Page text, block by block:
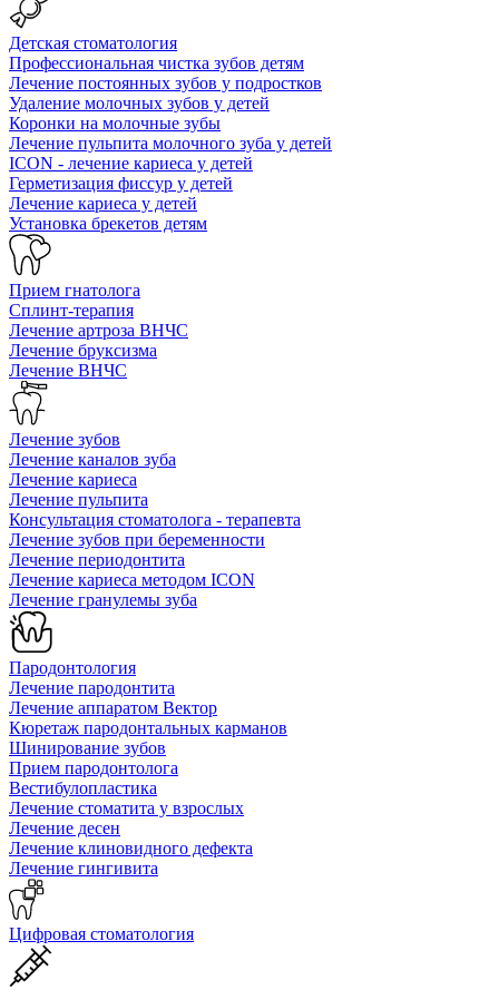
Детская стоматология
Профессиональная чистка зубов детям
Лечение постоянных зубов у подростков
Удаление молочных зубов у детей
Коронки на молочные зубы
Лечение пульпита молочного зуба у детей
ICON - лечение кариеса у детей
Герметизация фиссур у детей
Лечение кариеса у детей
Установка брекетов детям
Прием гнатолога
Сплинт-терапия
Лечение артроза ВНЧС
Лечение бруксизма
Лечение ВНЧС
Лечение зубов
Лечение каналов зуба
Лечение кариеса
Лечение пульпита
Консультация стоматолога - терапевта
Лечение зубов при беременности
Лечение периодонтита
Лечение кариеса методом ICON
Лечение гранулемы зуба
Пародонтология
Лечение пародонтита
Лечение аппаратом Вектор
Кюретаж пародонтальных карманов
Шинирование зубов
Прием пародонтолога
Вестибулопластика
Лечение стоматита у взрослых
Лечение десен
Лечение клиновидного дефекта
Лечение гингивита
Цифровая стоматология